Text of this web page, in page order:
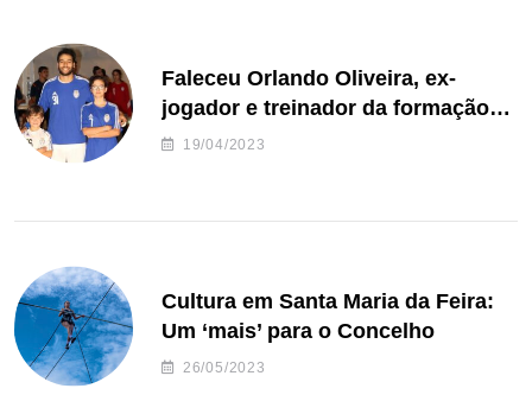
Faleceu Orlando Oliveira, ex-
jogador e treinador da formação
de andebol do Feirense
19/04/2023
Cultura em Santa Maria da Feira:
Um ‘mais’ para o Concelho
26/05/2023